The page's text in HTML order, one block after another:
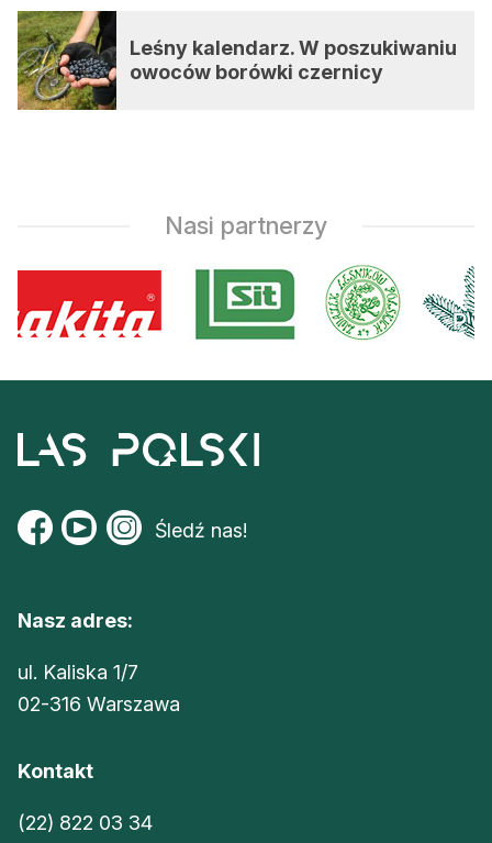
Leśny kalendarz. W poszukiwaniu
owoców borówki czernicy
Nasi partnerzy
Śledź nas!
Nasz adres:
ul. Kaliska 1/7
02-316 Warszawa
Kontakt
(22) 822 03 34